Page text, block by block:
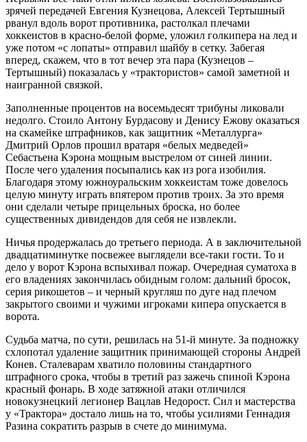
зрячей передачей Евгения Кузнецова, Алексей Тертышный
рванул вдоль ворот противника, растолкал плечами
хоккеистов в красно-белой форме, уложил голкипера на лед и
уже потом «с лопаты» отправил шайбу в сетку. Забегая
вперед, скажем, что в тот вечер эта пара (Кузнецов –
Тертышный) показалась у «трактористов» самой заметной и
наигранной связкой.
Заполненные процентов на восемьдесят трибуны ликовали
недолго. Стоило Антону Бурдасову и Денису Ежову оказаться
на скамейке штрафников, как защитник «Металлурга»
Дмитрий Орлов прошил вратаря «белых медведей»
Себастьена Кэрона мощным выстрелом от синей линии.
После чего удаления посыпались как из рога изобилия.
Благодаря этому южноуральским хоккеистам тоже довелось
целую минуту играть впятером против троих. За это время
они сделали четыре прицельных броска, но более
существенных дивидендов для себя не извлекли.
Ничья продержалась до третьего периода. А в заключительной
двадцатиминутке посвежее выглядели все-таки гости. То и
дело у ворот Кэрона вспыхивал пожар. Очередная суматоха в
его владениях закончилась обидным голом: дальний бросок,
серия рикошетов – и черный кругляш по дуге над плечом
закрытого своими и чужими игроками кипера опускается в
ворота.
Судьба матча, по сути, решилась на 51-й минуте. За подножку
схлопотал удаление защитник принимающей стороны Андрей
Конев. Сталеварам хватило половины стандартного
штрафного срока, чтобы в третий раз зажечь спиной Кэрона
красный фонарь. В ходе затяжной атаки отличился
новокузнецкий легионер Вацлав Недорост. Сил и мастерства
у «Трактора» достало лишь на то, чтобы усилиями Геннадия
Разина сократить разрыв в счете до минимума.